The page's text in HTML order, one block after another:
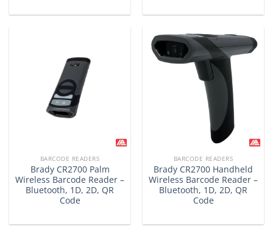
BARCODE READERS
Brady CR2700 Palm
Wireless Barcode Reader –
Bluetooth, 1D, 2D, QR
Code
BARCODE READERS
Brady CR2700 Handheld
Wireless Barcode Reader –
Bluetooth, 1D, 2D, QR
Code